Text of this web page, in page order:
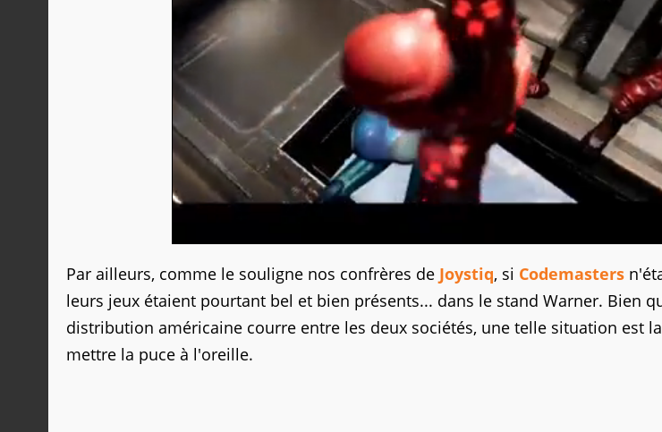
Par ailleurs, comme le souligne nos confrères de Joystiq, si Codemasters
leurs jeux étaient pourtant bel et bien présents... dans le stand Warner. Bien
distribution américaine courre entre les deux sociétés, une telle situation est
mettre la puce à l'oreille.